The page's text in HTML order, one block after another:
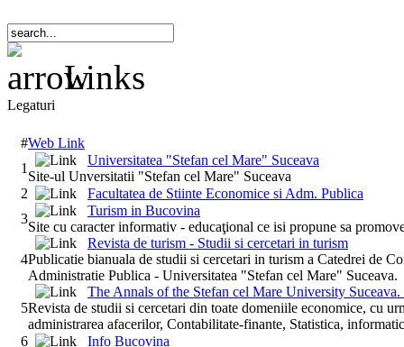
Links
Legaturi
#Web Link
1
Universitatea "Stefan cel Mare" Suceava
Site-ul Unversitatii "Stefan cel Mare" Suceava
2
Facultatea de Stiinte Economice si Adm. Publica
3
Turism in Bucovina
Site cu caracter informativ - educaţional ce isi propune sa
4
Revista de turism - Studii si cercetari in turism
Publicatie bianuala de studii si cercetari in turism a Catedrei de
Administratie Publica - Universitatea "Stefan cel Mare" Suceava.
5
The Annals of the Stefan cel Mare University
Revista de studii si cercetari din toate domeniile economice, cu
administrarea afacerilor, Contabilitate-finante, Statistica,
6
Info Bucovina